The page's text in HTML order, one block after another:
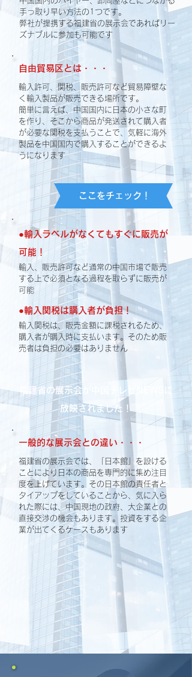
手っ取り早い方法の1つです。
弊社が提携する福建省の展示会であればリー
ズナブルに参加も可能です
自由貿易区とは・・・
輸入許可、関税、販売許可など貿易障壁な
く輸入製品が販売できる場所です。
簡単に言えば、中国国内に日本の小さな町
を作り、そこから商品が発送されて購入者
が必要な関税を支払うことで、気軽に海外
製品を中国国内で購入することができるよ
うになります
ここをチェック！
●輸入ラベルがなくてもすぐに販売が
可能！
輸入、販売許可など通常の中国市場で販売
する上で必須となる過程を取らずに販売が
可能
●輸入関税は購入者が負担！
輸入関税は、販売金額に課税されるため、
購入者が購入時に支払います。そのため販
売者は負担の必要はありません
福建省の展示会が中国テレビNEWSに
放映されました！
一般的な展示会との違い・・・
福建省の展示会では、「日本館」を設ける
ことにより日本の商品を専門的に集め注目
度を上げています。その日本館の責任者と
タイアップをしていることから、気に入ら
れた際には、中国現地の政府、大企業との
直接交渉の機会もあります。投資をする企
業が出てくるケースもあります